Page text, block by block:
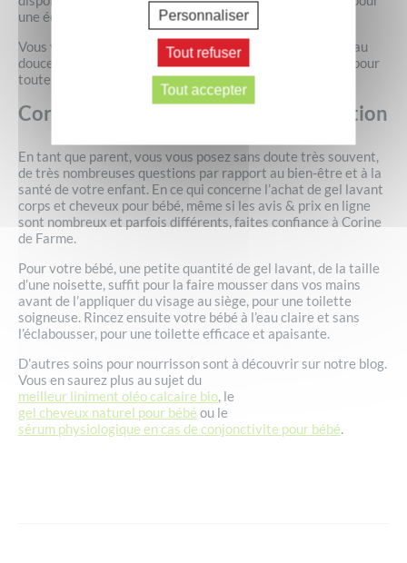
une économie sur le prix et une bonne prise en main.
Vous verrez : l’essayer c’est l’adopter et profiter d’une peau
douce et hydratée en plus de cheveux souples et soyeux pour
toute la famille.
Corine et ses sacrés conseils d’utilisation
En tant que parent, vous vous posez sans doute très souvent,
de très nombreuses questions par rapport au bien-être et à la
santé de votre enfant. En ce qui concerne l’achat de gel lavant
corps et cheveux pour bébé, même si les avis & prix en ligne
sont nombreux et parfois différents, faites confiance à Corine
de Farme.
Pour votre bébé, une petite quantité de gel lavant, de la taille
d’une noisette, suffit pour la faire mousser dans vos mains
avant de l’appliquer du visage au siège, pour une toilette
soigneuse. Rincez ensuite votre bébé à l’eau claire et sans
l’éclabousser, pour une toilette efficace et apaisante.
D’autres soins pour nourrisson sont à découvrir sur notre blog.
Vous en saurez plus au sujet du
meilleur liniment oléo calcaire bio, le
gel cheveux naturel pour bébé ou le
sérum physiologique en cas de conjonctivite pour bébé.
Personnaliser
Tout refuser
Tout accepter